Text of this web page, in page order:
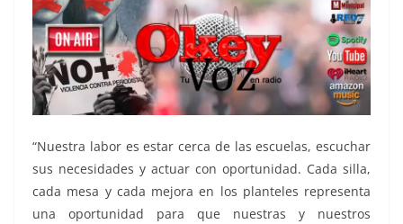
“Nuestra labor es estar cerca de las escuelas, escuchar
sus necesidades y actuar con oportunidad. Cada silla,
cada mesa y cada mejora en los planteles representa
una oportunidad para que nuestras y nuestros